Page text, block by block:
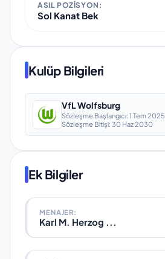
ASIL POZISYON:
Sol Kanat Bek
Kulüp Bilgileri
VfL Wolfsburg
Sözleşme Başlangıcı: 1 Tem 2025
Sözleşme Bitişi: 30 Haz 2030
Ek Bilgiler
MENAJER:
Karl M. Herzog ...